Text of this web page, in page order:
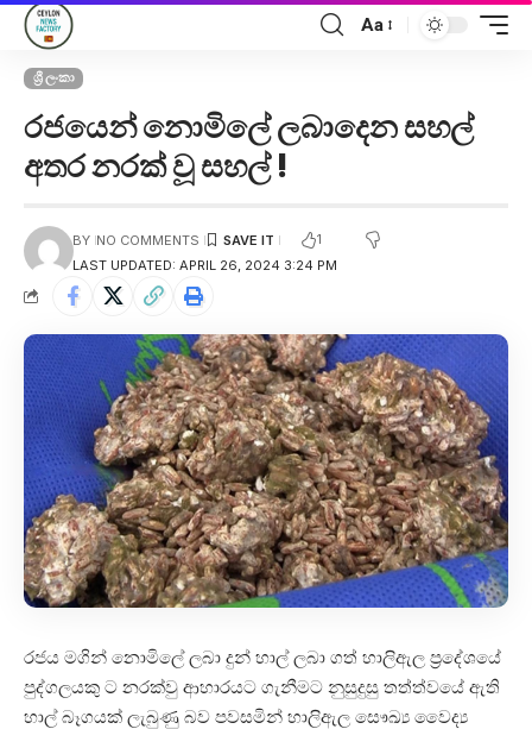
Aa
ශ්‍රී ලංකා
රජයෙන් නොමිලේ ලබාදෙන සහල්
අතර නරක් වූ සහල් !
LAST UPDATED: APRIL 26, 2024 3:24 PM
BY NO COMMENTS 1
රජය මගින් නොමිලේ ලබා දුන් හාල් ලබා ගත් හාලිඇල ප්‍රදේශයේ
පුද්ගලයකු ට නරක්වු ආහාරයට ගැනීමට නුසුදුසු තත්ත්වයේ ඇති
හාල් බෑගයක් ලැබුණු බව පවසමින් හාලිඇල සෞඛ්‍ය වෛද්‍ය